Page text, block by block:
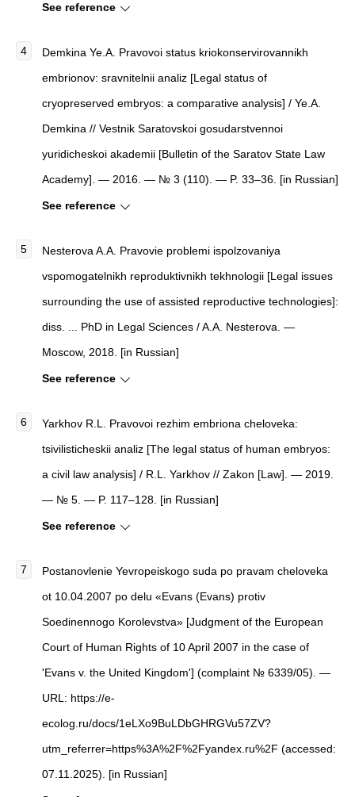
See reference
Demkina Ye.A. Pravovoi status kriokonservirovannikh
embrionov: sravnitelnii analiz [Legal status of
cryopreserved embryos: a comparative analysis] / Ye.A.
Demkina // Vestnik Saratovskoi gosudarstvennoi
yuridicheskoi akademii [Bulletin of the Saratov State Law
Academy]. — 2016. — № 3 (110). — P. 33–36. [in Russian]
See reference
Nesterova A.A. Pravovie problemi ispolzovaniya
vspomogatelnikh reproduktivnikh tekhnologii [Legal issues
surrounding the use of assisted reproductive technologies]:
diss. ... PhD in Legal Sciences / A.A. Nesterova. —
Moscow, 2018. [in Russian]
See reference
Yarkhov R.L. Pravovoi rezhim embriona cheloveka:
tsivilisticheskii analiz [The legal status of human embryos:
a civil law analysis] / R.L. Yarkhov // Zakon [Law]. — 2019.
— № 5. — P. 117–128. [in Russian]
See reference
Postanovlenie Yevropeiskogo suda po pravam cheloveka
ot 10.04.2007 po delu «Evans (Evans) protiv
Soedinennogo Korolevstva» [Judgment of the European
Court of Human Rights of 10 April 2007 in the case of
'Evans v. the United Kingdom'] (complaint № 6339/05). —
URL: https://e-
ecolog.ru/docs/1eLXo9BuLDbGHRGVu57ZV?
utm_referrer=https%3A%2F%2Fyandex.ru%2F (accessed:
07.11.2025). [in Russian]